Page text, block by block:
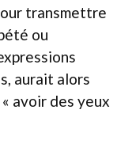
transmettre
ou
aurait alors
avoir des yeux